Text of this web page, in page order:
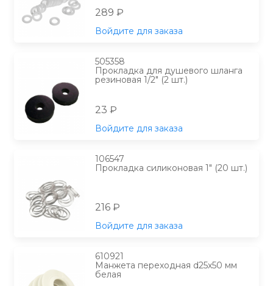
289 ₽
Войдите для заказа
505358
Прокладка для душевого шланга
резиновая 1/2" (2 шт.)
23 ₽
Войдите для заказа
106547
Прокладка силиконовая 1" (20 шт.)
216 ₽
Войдите для заказа
610921
Манжета переходная d25х50 мм
белая